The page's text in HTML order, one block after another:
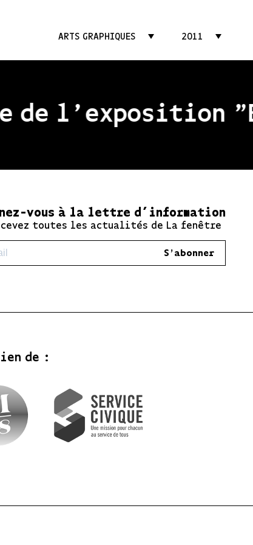
ARTS GRAPHIQUES 2011
l'exposition
vous à la lettre d’information
toutes les actualités de La fenêtre
S'abonner
de :